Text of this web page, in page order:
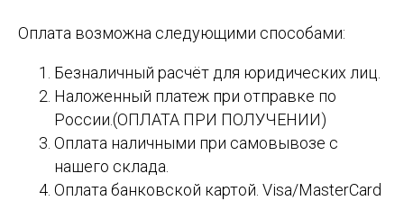
Оплата возможна следующими способами:
Безналичный расчёт для юридических лиц.
Наложенный платеж при отправке по
России.(ОПЛАТА ПРИ ПОЛУЧЕНИИ)
Оплата наличными при самовывозе с
нашего склада.
Оплата банковской картой. Visa/MasterCard